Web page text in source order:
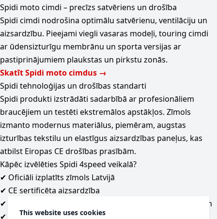
This website uses cookies
Spidi moto cimdi – precīzs satvēriens un drošība
Spidi cimdi nodrošina optimālu satvērienu, ventilāciju un
aizsardzību. Pieejami viegli vasaras modeļi, touring cimdi
ar ūdensizturīgu membrānu un sporta versijas ar
pastiprinājumiem plaukstas un pirkstu zonās.
Skatīt Spidi moto cimdus →
Spidi tehnoloģijas un drošības standarti
Spidi produkti izstrādāti sadarbībā ar profesionāliem
braucējiem un testēti ekstremālos apstākļos. Zīmols
izmanto modernus materiālus, piemēram, augstas
izturības tekstilu un elastīgus aizsardzības paneļus, kas
atbilst Eiropas CE drošības prasībām.
Kāpēc izvēlēties Spidi 4speed veikalā?
✔ Oficiāli izplatīts zīmols Latvijā
✔ CE sertificēta aizsardzība
✔ Plašs modeļu klāsts street, sport un touring braucējiem
✔ Iespēja piemērīt veikalā Rīgā